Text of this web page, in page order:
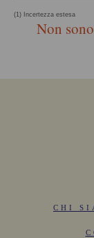
(1) Incertezza estesa
Non
CHI